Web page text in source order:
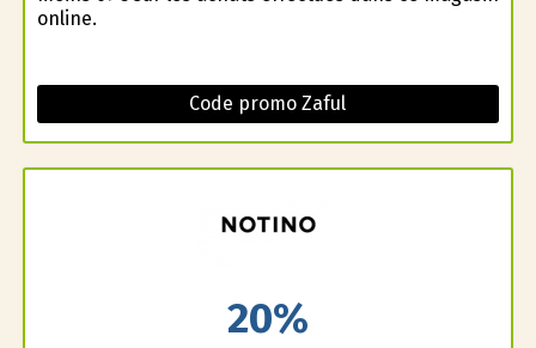
online.
Code promo Zaful
20%